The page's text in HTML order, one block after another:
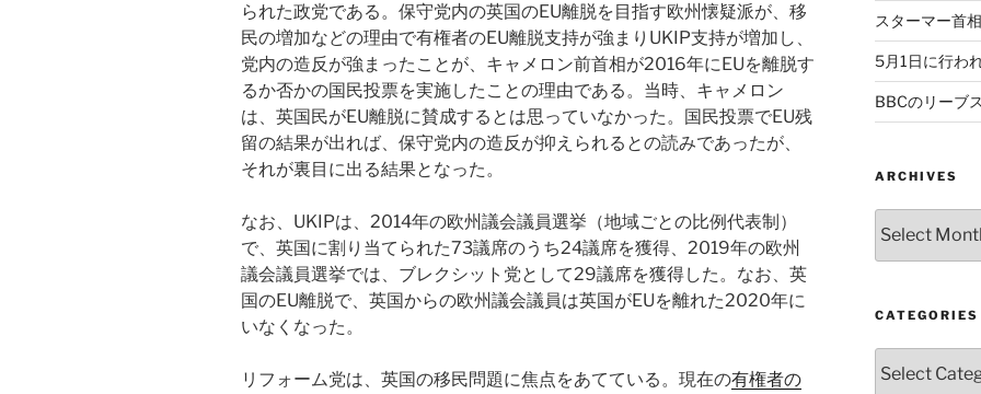
られた政党である。保守党内の英国のEU離脱を目指す欧州懐疑派が、移
民の増加などの理由で有権者のEU離脱支持が強まりUKIP支持が増加し、
党内の造反が強まったことが、キャメロン前首相が2016年にEUを離脱す
るか否かの国民投票を実施したことの理由である。当時、キャメロン
は、英国民がEU離脱に賛成するとは思っていなかった。国民投票でEU残
留の結果が出れば、保守党内の造反が抑えられるとの読みであったが、
それが裏目に出る結果となった。
なお、UKIPは、2014年の欧州議会議員選挙（地域ごとの比例代表制）
で、英国に割り当てられた73議席のうち24議席を獲得、2019年の欧州
議会議員選挙では、ブレクシット党として29議席を獲得した。なお、英
国のEU離脱で、英国からの欧州議会議員は英国がEUを離れた2020年に
いなくなった。
リフォーム党は、英国の移民問題に焦点をあてている。現在の有権者の
スターマー首
5月1日に行わ
BBCのリーブ
ARCHIVES
CATEGORIES